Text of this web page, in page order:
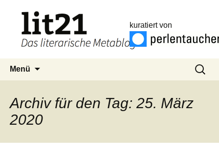
kuratiert von
Menü
Suchen
nach:
Archiv für den Tag: 25. März
2020